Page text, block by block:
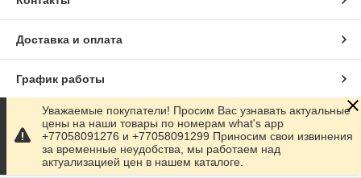
Доставка и оплата
График работы
Полная версия сайта
Сайт создан на маркетплейсеSatu.kz
Уважаемые покупатели! Просим Вас узнавать актуальные
цены на наши товары по номерам what's app
+77058091276 и +77058091299 Приносим свои извинения
за временные неудобства, мы работаем над
актуализацией цен в нашем каталоге.